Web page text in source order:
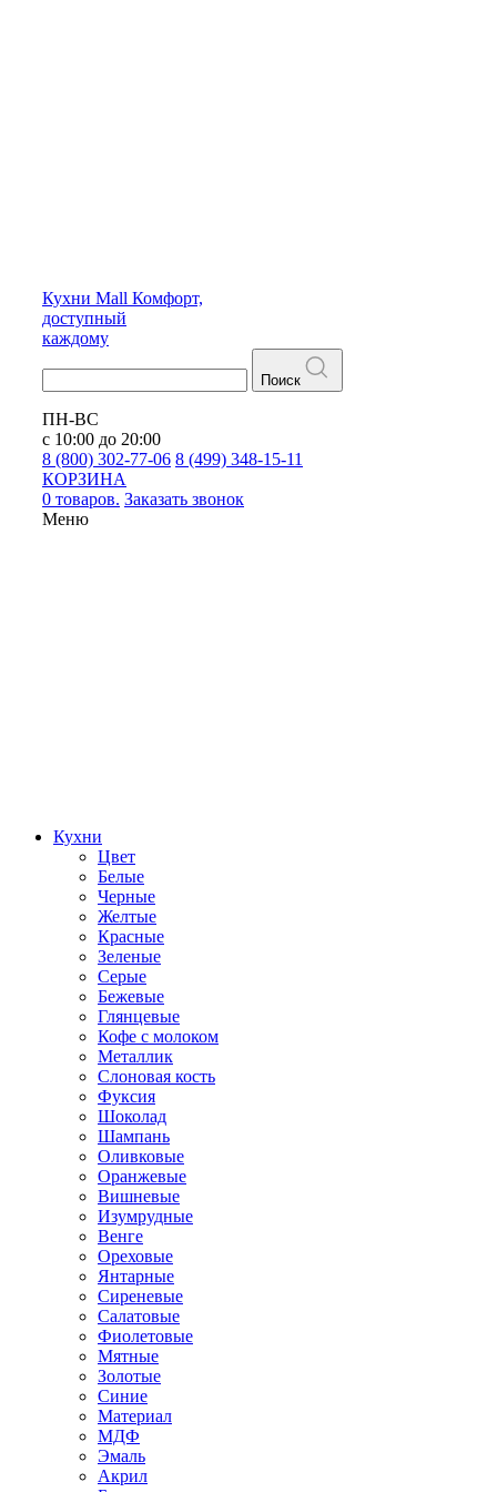
Кухни Mall Комфорт,
доступный
каждому
Поиск
ПН-ВС
с 10:00 до 20:00
8 (800) 302-77-06 8 (499) 348-15-11
КОРЗИНА
0 товаров. Заказать звонок
Меню
Кухни
Цвет
Белые
Черные
Желтые
Красные
Зеленые
Серые
Бежевые
Глянцевые
Кофе с молоком
Металлик
Слоновая кость
Фуксия
Шоколад
Шампань
Оливковые
Оранжевые
Вишневые
Изумрудные
Венге
Ореховые
Янтарные
Сиреневые
Салатовые
Фиолетовые
Мятные
Золотые
Синие
Материал
МДФ
Эмаль
Акрил